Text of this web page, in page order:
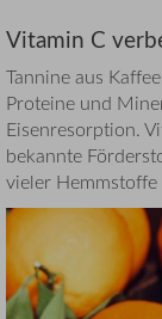
Vitamin C
Tannine aus
Proteine und
Eisenresorption.
bekannte
vieler